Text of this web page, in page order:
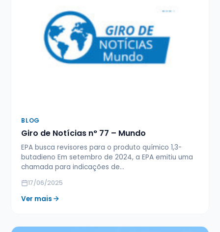
BLOG
Giro de Notícias n° 77 – Mundo
EPA busca revisores para o produto químico 1,3-
butadieno Em setembro de 2024, a EPA emitiu uma
chamada para indicações de…
17/06/2025
Ver mais